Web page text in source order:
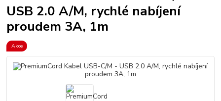
USB 2.0 A/M, rychlé nabíjení
proudem 3A, 1m
Akce